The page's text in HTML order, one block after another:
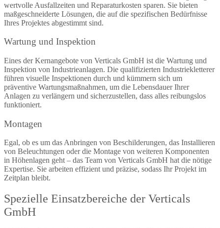
wertvolle Ausfallzeiten und Reparaturkosten sparen. Sie bieten
maßgeschneiderte Lösungen, die auf die spezifischen Bedürfnisse
Ihres Projektes abgestimmt sind.
Wartung und Inspektion
Eines der Kernangebote von Verticals GmbH ist die Wartung und
Inspektion von Industrieanlagen. Die qualifizierten Industriekletterer
führen visuelle Inspektionen durch und kümmern sich um
präventive Wartungsmaßnahmen, um die Lebensdauer Ihrer
Anlagen zu verlängern und sicherzustellen, dass alles reibungslos
funktioniert.
Montagen
Egal, ob es um das Anbringen von Beschilderungen, das Installieren
von Beleuchtungen oder die Montage von weiteren Komponenten
in Höhenlagen geht – das Team von Verticals GmbH hat die nötige
Expertise. Sie arbeiten effizient und präzise, sodass Ihr Projekt im
Zeitplan bleibt.
Spezielle Einsatzbereiche der Verticals
GmbH